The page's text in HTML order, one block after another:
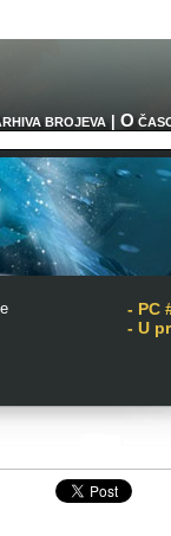
RHIVA BROJEVA| O
- PC
- U